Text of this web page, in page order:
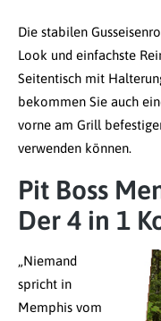
Die stabilen
Look und einfachste
Seitentisch mit
bekommen Sie auch
vorne am Grill
verwenden können.
Pit Boss
Der 4 in 1
„Niemand
spricht in
Memphis vom